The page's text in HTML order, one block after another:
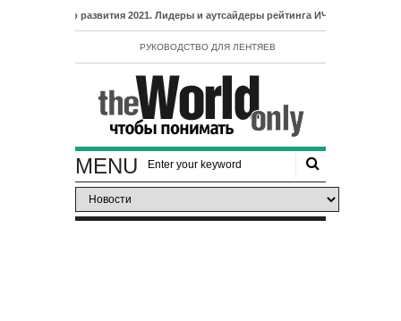
развития 2021. Лидеры и аутсайдеры рейтинга ИЧР
РУКОВОДСТВО ДЛЯ ЛЕНТЯЕВ
MENU